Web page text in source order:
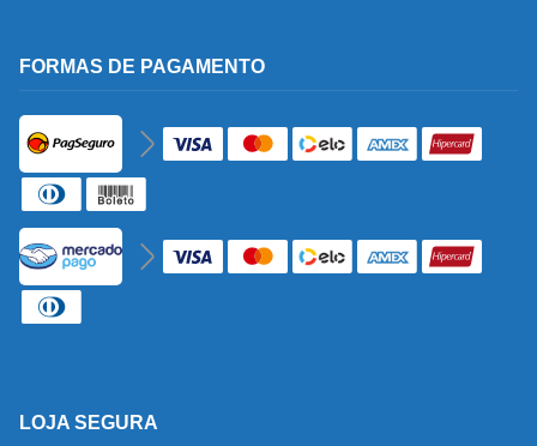
FORMAS DE PAGAMENTO
LOJA SEGURA